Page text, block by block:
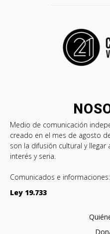
Medio de comunicación
creado en el mes de agosto
son la difusión cultural y
interés y seria.
Comunicados e informaciones:
Ley 19.733